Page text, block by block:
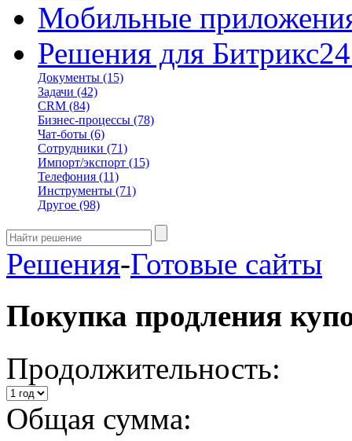
Мобильные
Решения для Битрикс24
Документы (15)
Задачи (42)
CRM (84)
Бизнес-процессы (78)
Чат-боты (6)
Сотрудники (71)
Импорт/экспорт (15)
Телефония (11)
Инструменты (71)
Другое (98)
Решения-Готовые сайты
Покупка продления
Продолжительность:
Общая сумма: